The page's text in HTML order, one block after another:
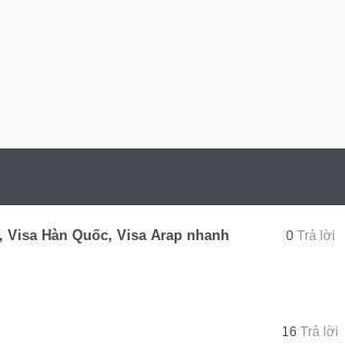
Visa Hàn Quốc, Visa Arap nhanh
0 Trả lời
16Trả lời